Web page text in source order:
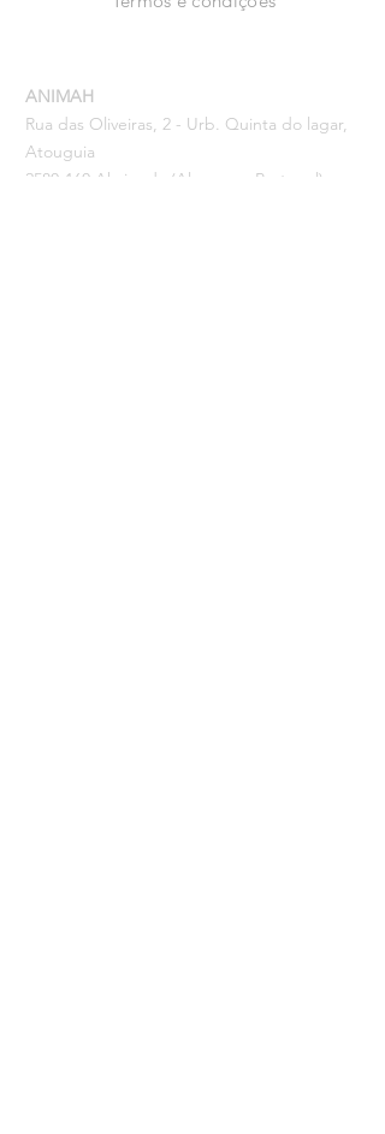
ANIMAH
Rua das Oliveiras, 2 - Urb. Quinta do lagar,
Atouguia
2580-160 Abrigada (Alenquer, Portugal)